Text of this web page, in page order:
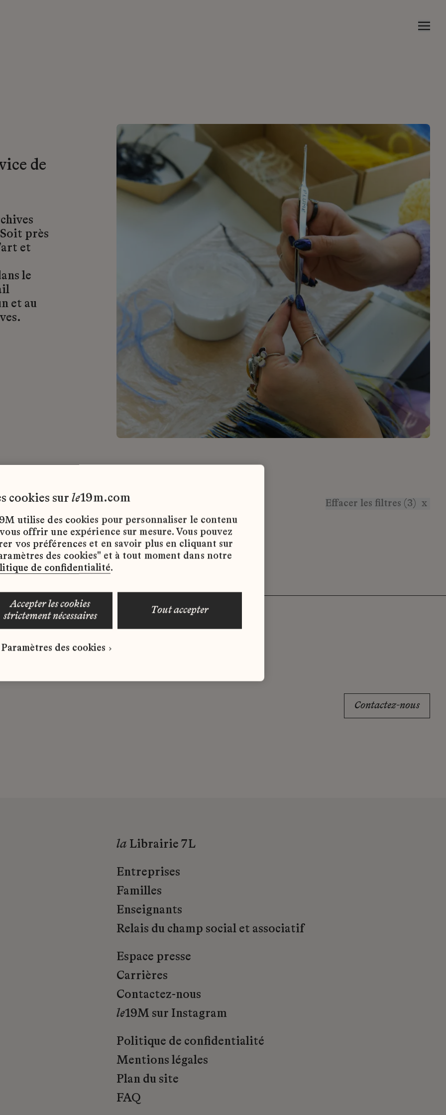
de
près
et
le
et au
Effacer les filtres (3) x
d’emploi disponibles pour le moment.
correspond à votre profil ?
spontanée dès maintenant.
Contactez-nous
la Librairie 7L
Entreprises
Familles
Enseignants
Relais du champ social et associatif
Espace presse
Carrières
Contactez-nous
le19M sur Instagram
Politique de confidentialité
Mentions légales
Plan du site
FAQ
cookies sur le19m.com
utilise des cookies pour personnaliser le contenu
offrir une expérience sur mesure. Vous pouvez
vos préférences et en savoir plus en cliquant sur
des cookies" et à tout moment dans notre
de confidentialité.
accepter les cookies
strictement nécessaires
tout accepter
Paramètres des cookies